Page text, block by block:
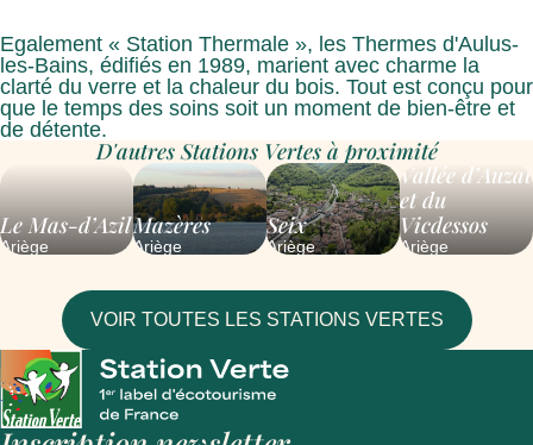
Egalement « Station Thermale », les Thermes d'Aulus-
les-Bains, édifiés en 1989, marient avec charme la
clarté du verre et la chaleur du bois. Tout est conçu pour
que le temps des soins soit un moment de bien-être et
de détente.
D'autres Stations Vertes à proximité
Le Mas-d’Azil
Ariège
Mazères
Ariège
Seix
Ariège
Vallée d’Auzat
et du
Vicdessos
Ariège
VOIR TOUTES LES STATIONS VERTES